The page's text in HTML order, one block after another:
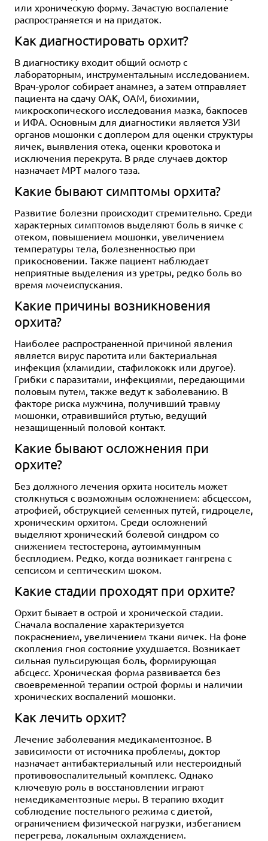
или хроническую форму. Зачастую воспаление
распространяется и на придаток.
Как диагностировать орхит?
В диагностику входит общий осмотр с
лабораторным, инструментальным исследованием.
Врач-уролог собирает анамнез, а затем отправляет
пациента на сдачу ОАК, ОАМ, биохимии,
микроскопического исследования мазка, бакпосев
и ИФА. Основным для диагностики является УЗИ
органов мошонки с доплером для оценки структуры
яичек, выявления отека, оценки кровотока и
исключения перекрута. В ряде случаев доктор
назначает МРТ малого таза.
Какие бывают симптомы орхита?
Развитие болезни происходит стремительно. Среди
характерных симптомов выделяют боль в яичке с
отеком, повышением мошонки, увеличением
температуры тела, болезненностью при
прикосновении. Также пациент наблюдает
неприятные выделения из уретры, редко боль во
время мочеиспускания.
Какие причины возникновения
орхита?
Наиболее распространенной причиной явления
является вирус паротита или бактериальная
инфекция (хламидии, стафилококк или другое).
Грибки с паразитами, инфекциями, передающими
половым путем, также ведут к заболеванию. В
факторе риска мужчина, получивший травму
мошонки, отравившийся ртутью, ведущий
незащищенный половой контакт.
Какие бывают осложнения при
орхите?
Без должного лечения орхита носитель может
столкнуться с возможным осложнением: абсцессом,
атрофией, обструкцией семенных путей, гидроцеле,
хроническим орхитом. Среди осложнений
выделяют хронический болевой синдром со
снижением тестостерона, аутоиммунным
бесплодием. Редко, когда возникает гангрена с
сепсисом и септическим шоком.
Какие стадии проходят при орхите?
Орхит бывает в острой и хронической стадии.
Сначала воспаление характеризуется
покраснением, увеличением ткани яичек. На фоне
скопления гноя состояние ухудшается. Возникает
сильная пульсирующая боль, формирующая
абсцесс. Хроническая форма развивается без
своевременной терапии острой формы и наличии
хронических воспалений мошонки.
Как лечить орхит?
Лечение заболевания медикаментозное. В
зависимости от источника проблемы, доктор
назначает антибактериальный или нестероидный
противовоспалительный комплекс. Однако
ключевую роль в восстановлении играют
немедикаментозные меры. В терапию входит
соблюдение постельного режима с диетой,
ограничением физической нагрузки, избеганием
перегрева, локальным охлаждением.